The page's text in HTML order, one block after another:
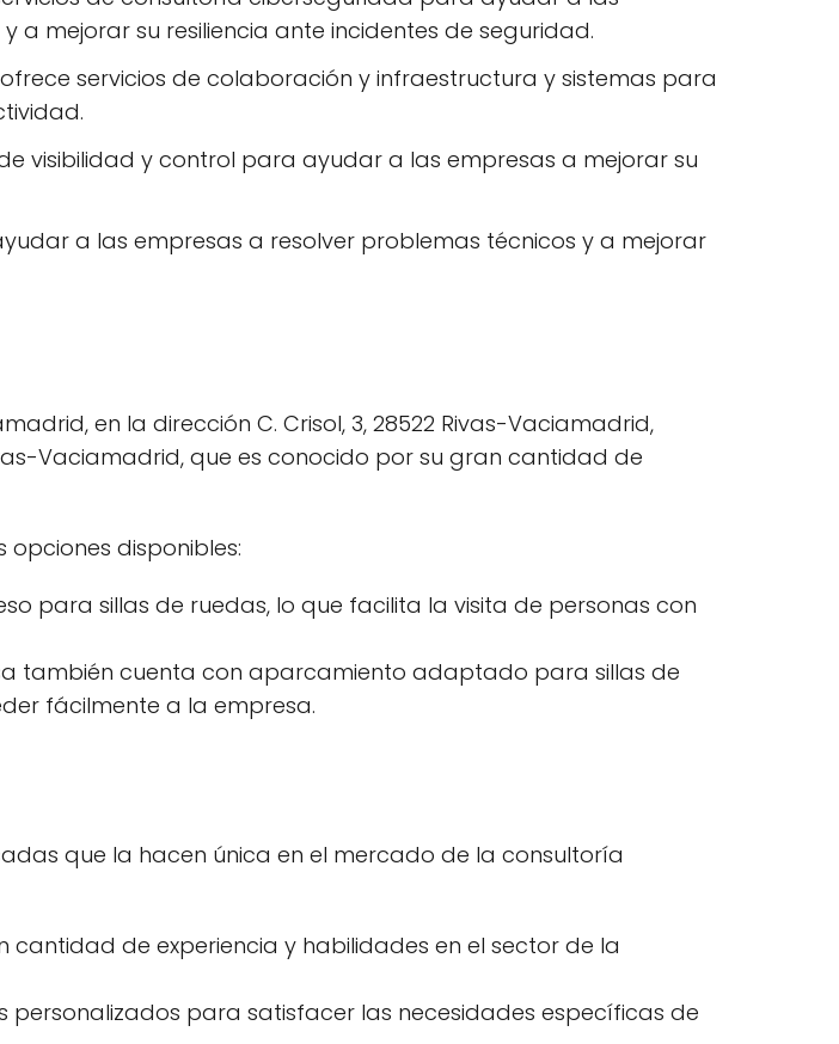
mejorar su resiliencia ante incidentes de seguridad.
servicios de colaboración y infraestructura y sistemas para
visibilidad y control para ayudar a las empresas a mejorar su
a las empresas a resolver problemas técnicos y a mejorar
en la dirección C. Crisol, 3, 28522 Rivas-Vaciamadrid,
Vaciamadrid, que es conocido por su gran cantidad de
disponibles:
para sillas de ruedas, lo que facilita la visita de personas con
también cuenta con aparcamiento adaptado para sillas de
fácilmente a la empresa.
que la hacen única en el mercado de la consultoría
cantidad de experiencia y habilidades en el sector de la
personalizados para satisfacer las necesidades específicas de